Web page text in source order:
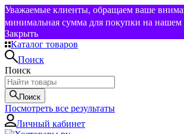
Уважаемые клиенты, обращаем ваше
минимальная сумма для покупки на нашем
Закрыть
Каталог товаров
Поиск
Поиск
Поиск
Посмотреть все результаты
Личный кабинет